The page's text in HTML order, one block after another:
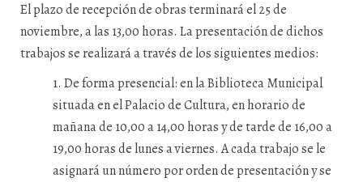
El plazo de recepción de obras terminará el 25 de
noviembre, a las 13,00 horas. La presentación de dichos
trabajos se realizará a través de los siguientes medios:
1. De forma presencial: en la Biblioteca Municipal
situada en el Palacio de Cultura, en horario de
mañana de 10,00 a 14,00 horas y de tarde de 16,00 a
19,00 horas de lunes a viernes. A cada trabajo se le
asignará un número por orden de presentación y se